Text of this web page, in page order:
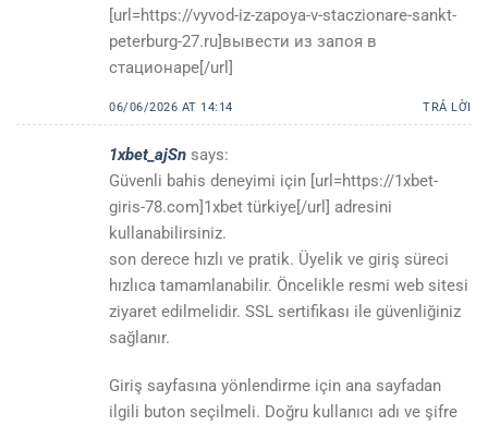
[url=https://vyvod-iz-zapoya-v-staczionare-sankt-
peterburg-27.ru]вывести из запоя в
стационаре[/url]
06/06/2026 AT 14:14 TRẢ LỜI
1xbet_ajSn says:
Güvenli bahis deneyimi için [url=https://1xbet-
giris-78.com]1xbet türkiye[/url] adresini
kullanabilirsiniz.
son derece hızlı ve pratik. Üyelik ve giriş süreci
hızlıca tamamlanabilir. Öncelikle resmi web sitesi
ziyaret edilmelidir. SSL sertifikası ile güvenliğiniz
sağlanır.
Giriş sayfasına yönlendirme için ana sayfadan
ilgili buton seçilmeli. Doğru kullanıcı adı ve şifre